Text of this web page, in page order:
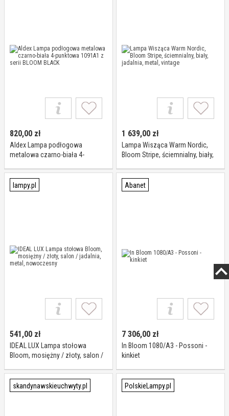
820,00 zł
Aldex Lampa podłogowa
metalowa czarno-biała 4-
BLACK
1 639,00 zł
Lampa Wisząca Warm Nordic,
Bloom Stripe, ściemnialny, biały,
lampy.pl
541,00 zł
IDEAL LUX Lampa stołowa
Bloom, mosiężny / złoty, salon /
Abanet
7 306,00 zł
In Bloom 1080/A3 - Possoni -
kinkiet
skandynawskieuchwyty.pl PolskieLampy.pl